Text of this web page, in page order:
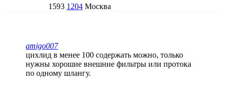
1593 1204 Москва
amigo007
цихлид в менее 100 содержать можно, только
нужны хорошие внешние фильтры или протока
по одному шлангу.